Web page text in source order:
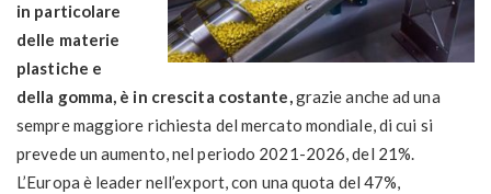
in particolare
delle materie
plastiche e
della gomma, è in crescita costante,grazie anche ad una
sempre maggiore richiesta del mercato mondiale, di cui si
prevede un aumento, nel periodo 2021-2026, del 21%.
L’Europa è leader nell’export, con una quota del 47%,